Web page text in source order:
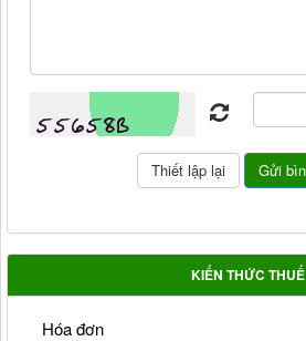
KIẾN THỨC THUẾ
Hóa đơn